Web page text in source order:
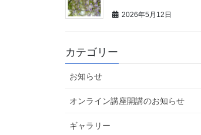
2026年5月12日
カテゴリー
お知らせ
オンライン講座開講のお知らせ
ギャラリー